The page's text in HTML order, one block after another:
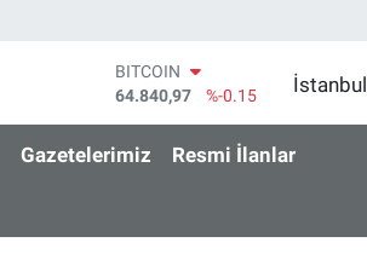
BITCOIN
64.840,97
%-0.15
47,7436
%0.18
EURO
64,4811
%0.38
İstanbul
Gazetelerimiz Resmi İlanlar